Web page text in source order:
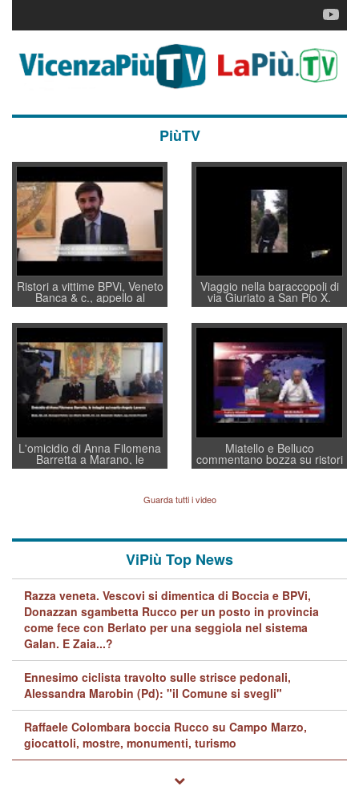
PiùTV
Ristori a vittime BPVi, Veneto
Banca & c., appello al
sottosegretario Alessio
Villarosa: per mettere ordine
convochi con Di Maio CNCU
a supporto della cabina di
regia al Mef
Viaggio nella baraccopoli di
via Giuriato a San Pio X.
Vicenza ai Vicentini: “faremo
un regalo di Natale ai
residenti”
L'omicidio di Anna Filomena
Barretta a Marano, le
indagini dei carabinieri di
quelle di... Barbara D'Urso
Miatello e Belluco
commentano bozza su ristori
BPVi e Veneto Banca
Guarda tutti i video
ViPiù Top News
Razza veneta. Vescovi si dimentica di Boccia e BPVi,
Donazzan sgambetta Rucco per un posto in provincia
come fece con Berlato per una seggiola nel sistema
Galan. E Zaia...?
Ennesimo ciclista travolto sulle strisce pedonali,
Alessandra Marobin (Pd): "il Comune si svegli"
Raffaele Colombara boccia Rucco su Campo Marzo,
giocattoli, mostre, monumenti, turismo